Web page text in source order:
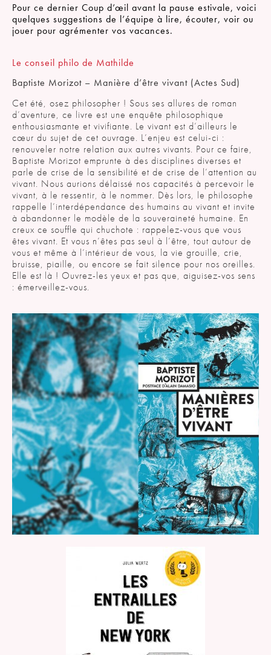
Pour ce dernier Coup d’œil avant la pause estivale, voici
quelques suggestions de l’équipe à lire, écouter, voir ou
jouer pour agrémenter vos vacances.
Le conseil philo de Mathilde
Baptiste Morizot – Manière d’être vivant (Actes Sud)
Cet été, osez philosopher ! Sous ses allures de roman
d’aventure, ce livre est une enquête philosophique
enthousiasmante et vivifiante. Le vivant est d’ailleurs le
cœur du sujet de cet ouvrage. L’enjeu est celui-ci :
renouveler notre relation aux autres vivants. Pour ce faire,
Baptiste Morizot emprunte à des disciplines diverses et
parle de crise de la sensibilité et de crise de l’attention au
vivant. Nous aurions délaissé nos capacités à percevoir le
vivant, à le ressentir, à le nommer. Dès lors, le philosophe
rappelle l’interdépendance des humains au vivant et invite
à abandonner le modèle de la souveraineté humaine. En
creux ce souffle qui chuchote : rappelez-vous que vous
êtes vivant. Et vous n’êtes pas seul à l’être, tout autour de
vous et même à l’intérieur de vous, la vie grouille, crie,
bruisse, piaille, ou encore se fait silence pour nos oreilles.
Elle est là ! Ouvrez-les yeux et pas que, aiguisez-vos sens
: émerveillez-vous.